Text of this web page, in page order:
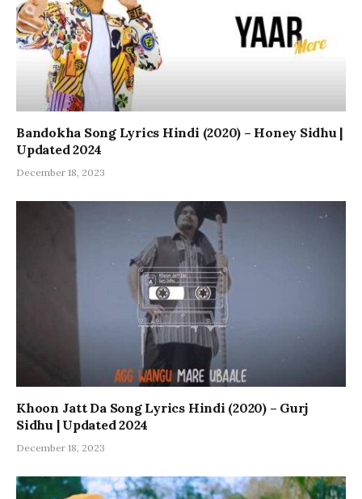
Bandokha Song Lyrics Hindi (2020) – Honey Sidhu |
Updated 2024
December 18, 2023
Khoon Jatt Da Song Lyrics Hindi (2020) – Gurj
Sidhu | Updated 2024
December 18, 2023